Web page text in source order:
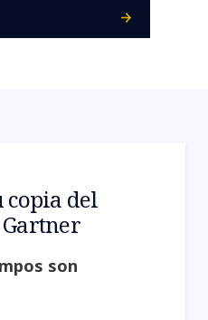
copia del
son